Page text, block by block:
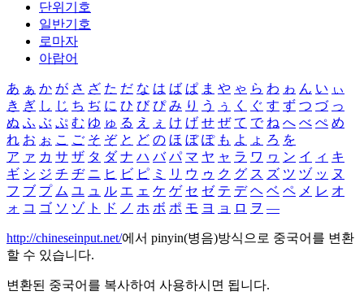
단위기호
일반기호
로마자
아랍어
あ ぁ か が さ ざ た だ な は ば ぱ ま や ゃ ら わ ゎ ん い ぃ
き ぎ し じ ち ぢ に ひ び ぴ み り う ぅ く ぐ す ず つ づ っ
ぬ ふ ぶ ぷ む ゆ ゅ る え ぇ け げ せ ぜ て で ね へ べ ぺ め
れ お ぉ こ ご そ ぞ と ど の ほ ぼ ぽ も よ ょ ろ を
ア ァ カ サ ザ タ ダ ナ ハ バ パ マ ヤ ャ ラ ワ ヮ ン イ ィ キ
ギ シ ジ チ ヂ ニ ヒ ビ ピ ミ リ ウ ゥ ク グ ス ズ ツ ヅ ッ ヌ
フ ブ プ ム ユ ュ ル エ ェ ケ ゲ セ ゼ テ デ ヘ ベ ペ メ レ オ
ォ コ ゴ ソ ゾ ト ド ノ ホ ボ ポ モ ヨ ョ ロ ヲ ―
http://chineseinput.net/에서 pinyin(병음)방식으로 중국어를 변환
할 수 있습니다.
변환된 중국어를 복사하여 사용하시면 됩니다.